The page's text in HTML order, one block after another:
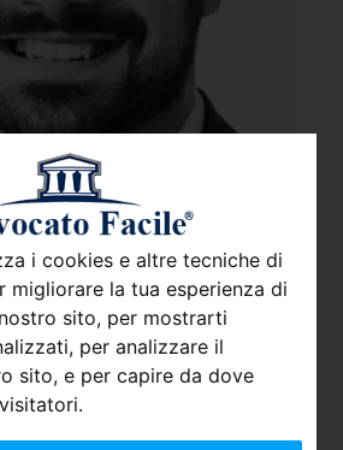
i cookies e altre tecniche di
migliorare la tua esperienza di
sito, per mostrarti
per analizzare il
sito, e per capire da dove